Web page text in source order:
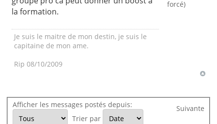
la formation.
Je suis le maitre de mon destin, je suis le
capitaine de mon ame.
Rip 08/10/2009
forcé)
Suivante
Afficher les messages postés depuis:
Trier par